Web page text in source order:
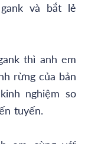
và bắt lẻ
thì anh em
rừng của bản
nghiệm so
tuyến.